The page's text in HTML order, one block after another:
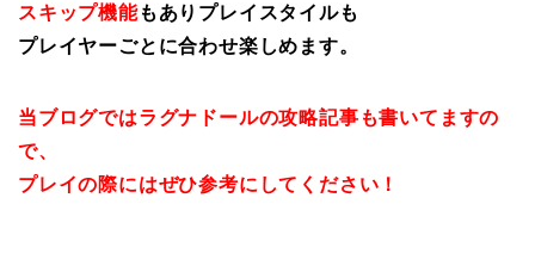
スキップ機能もありプレイスタイルも
プレイヤーごとに合わせ楽しめます。
当ブログではラグナドールの攻略記事も書いてますの
で、
プレイの際にはぜひ参考にしてください！